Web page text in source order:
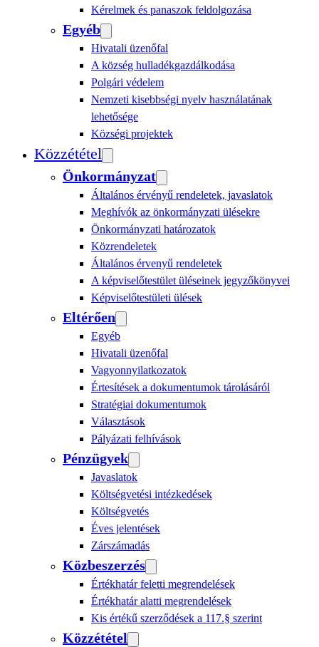
Kérelmek és panaszok feldolgozása
Egyéb
Hivatali üzenőfal
A község hulladékgazdálkodása
Polgári védelem
Nemzeti kisebbségi nyelv használatának
lehetősége
Községi projektek
Közzététel
Önkormányzat
Általános érvényű rendeletek, javaslatok
Meghívók az önkormányzati ülésekre
Önkormányzati határozatok
Közrendeletek
Általános érvenyű rendeletek
A képviselőtestület üléseinek jegyzőkönyvei
Képviselőtestületi ülések
Eltérően
Egyéb
Hivatali üzenőfal
Vagyonnyilatkozatok
Értesítések a dokumentumok tárolásáról
Stratégiai dokumentumok
Választások
Pályázati felhívások
Pénzügyek
Javaslatok
Költségvetési intézkedések
Költségvetés
Éves jelentések
Zárszámadás
Közbeszerzés
Értékhatár feletti megrendelések
Értékhatár alatti megrendelések
Kis értékű szerződések a 117.§ szerint
Közzététel